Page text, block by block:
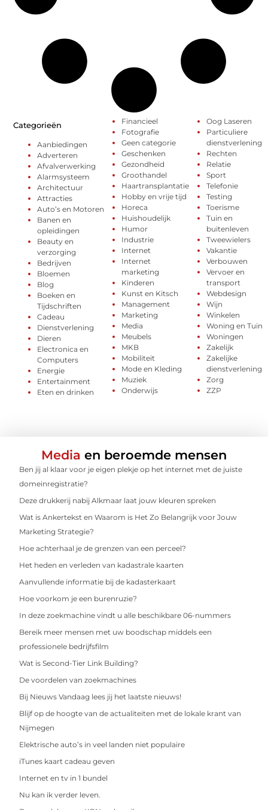
Categorieën
Aanbiedingen
Adverteren
Afvalverwerking
Alarmsysteem
Architectuur
Attracties
Auto’s en Motoren
Banen en
opleidingen
Beauty en
verzorging
Bedrijven
Bloemen
Blog
Boeken en
Tijdschriften
Cadeau
Dienstverlening
Dieren
Electronica en
Computers
Energie
Entertainment
Eten en drinken
Financieel
Fotografie
Geen categorie
Geschenken
Gezondheid
Groothandel
Haartransplantatie
Hobby en vrije tijd
Horeca
Huishoudelijk
Humor
Industrie
Internet
Internet
marketing
Kinderen
Kunst en Kitsch
Management
Marketing
Media
Meubels
MKB
Mobiliteit
Mode en Kleding
Muziek
Onderwijs
Oog Laseren
Particuliere
dienstverlening
Rechten
Relatie
Sport
Telefonie
Testing
Toerisme
Tuin en
buitenleven
Tweewielers
Vakantie
Verbouwen
Vervoer en
transport
Webdesign
Wijn
Winkelen
Woning en Tuin
Woningen
Zakelijk
Zakelijke
dienstverlening
Zorg
ZZP
Media en beroemde mensen
Ben jij al klaar voor je eigen plekje op het internet met de juiste
domeinregistratie?
Deze drukkerij nabij Alkmaar laat jouw kleuren spreken
Wat is Ankertekst en Waarom is Het Zo Belangrijk voor Jouw
Marketing Strategie?
Hoe achterhaal je de grenzen van een perceel?
Het heden en verleden van kadastrale kaarten
Aanvullende informatie bij de kadasterkaart
Hoe voorkom je een burenruzie?
In deze zoekmachine vindt u alle beschikbare 06-nummers
Bereik meer mensen met uw boodschap middels een
professionele bedrijfsfilm
Wat is Second-Tier Link Building?
De voordelen van zoekmachines
Bij Nieuws Vandaag lees jij het laatste nieuws!
Blijf op de hoogte van de actualiteiten met de lokale krant van
Nijmegen
Elektrische auto’s in veel landen niet populaire
iTunes kaart cadeau geven
Internet en tv in 1 bundel
Nu kan ik verder leven.